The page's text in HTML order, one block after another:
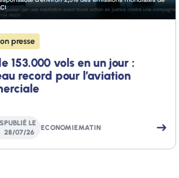
presse
153.000 vols en un jour :
record pour l’aviation
PUBLIÉ LE
28/07/26
ECONOMIEMATIN